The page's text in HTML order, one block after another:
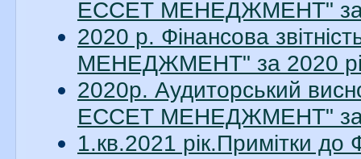
ЕССЕТ МЕНЕДЖМЕНТ" за
2020 р. Фінансова
МЕНЕДЖМЕНТ" за 2020
2020р. Аудиторський
ЕССЕТ МЕНЕДЖМЕНТ" за
1.кв.2021 рік.Примітки до